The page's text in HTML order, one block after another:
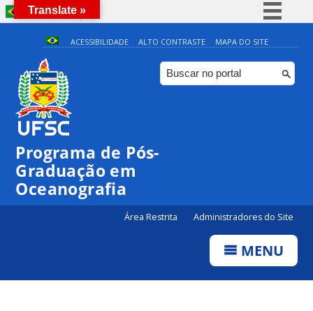
BRASIL
Simplifique!
Comunica BR
Participe
ACESSIBILIDADE ALTO CONTRASTE MAPA DO SITE
Programa de Pós-
Graduação em
Oceanografia
Área Restrita Administradores do Site
MENU
Translate »